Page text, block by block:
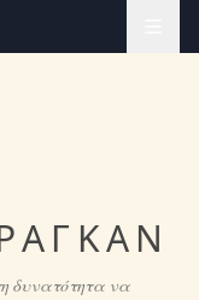
δυνατότητα να